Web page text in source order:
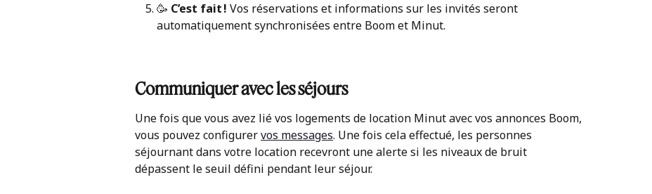
🥳 C’est fait ! Vos réservations et informations sur les invités seront
automatiquement synchronisées entre Boom et Minut.
Communiquer avec les séjours
Une fois que vous avez lié vos logements de location Minut avec vos annonces Boom,
vous pouvez configurer vos messages. Une fois cela effectué, les personnes
séjournant dans votre location recevront une alerte si les niveaux de bruit
dépassent le seuil défini pendant leur séjour.